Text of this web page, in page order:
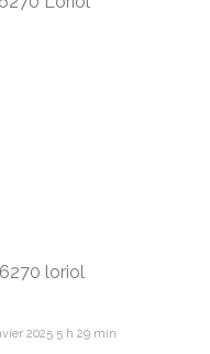
loriol
2025 5 h 29 min